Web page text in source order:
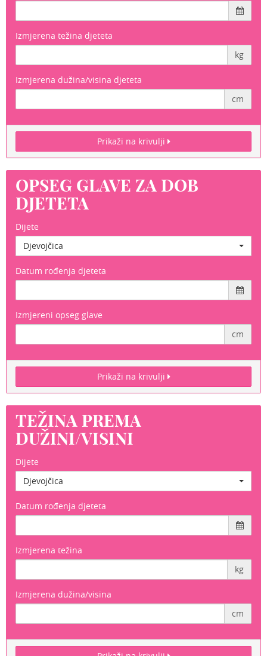
Izmjerena težina djeteta
kg
Izmjerena dužina/visina djeteta
cm
Prikaži na krivulji
OPSEG GLAVE ZA DOB
DJETETA
Dijete
Djevojčica
Datum rođenja djeteta
Izmjereni opseg glave
cm
Prikaži na krivulji
TEŽINA PREMA
DUŽINI/VISINI
Dijete
Djevojčica
Datum rođenja djeteta
Izmjerena težina
kg
Izmjerena dužina/visina
cm